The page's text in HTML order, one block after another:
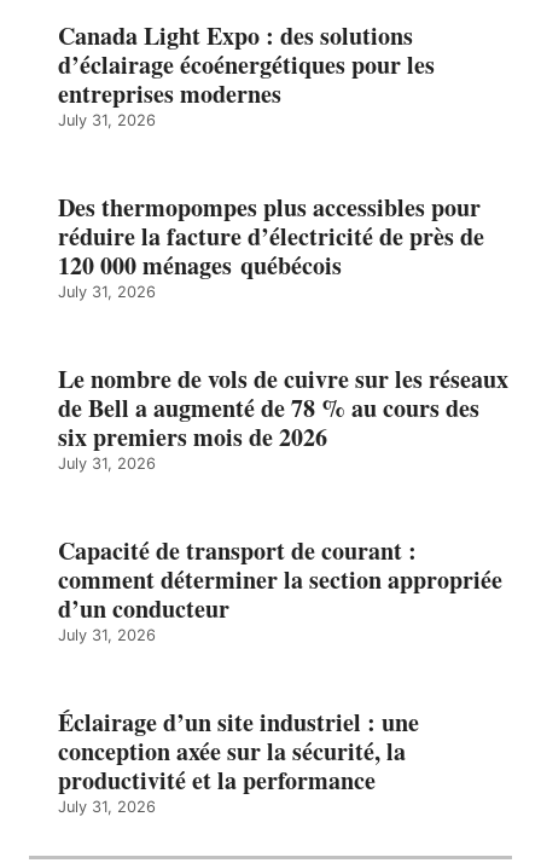
Canada Light Expo : des solutions
d’éclairage écoénergétiques pour les
entreprises modernes
July 31, 2026
Des thermopompes plus accessibles pour
réduire la facture d’électricité de près de
120 000 ménages québécois
July 31, 2026
Le nombre de vols de cuivre sur les réseaux
de Bell a augmenté de 78 % au cours des
six premiers mois de 2026
July 31, 2026
Capacité de transport de courant :
comment déterminer la section appropriée
d’un conducteur
July 31, 2026
Éclairage d’un site industriel : une
conception axée sur la sécurité, la
productivité et la performance
July 31, 2026